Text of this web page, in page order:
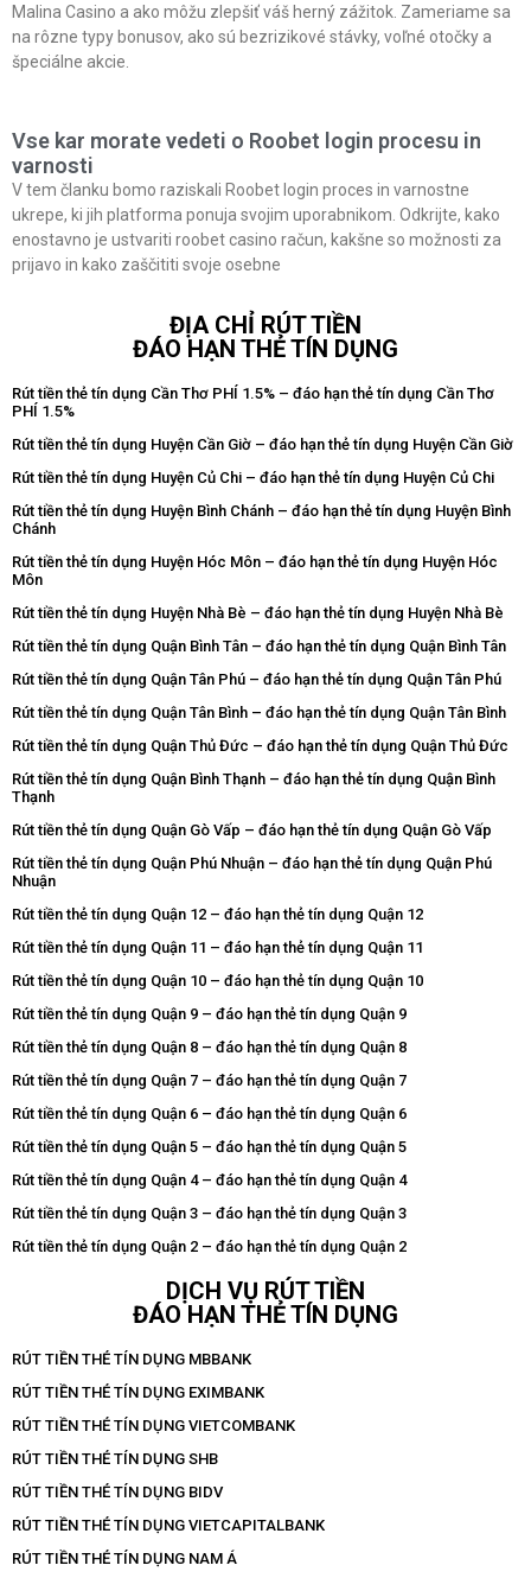
Malina Casino a ako môžu zlepšiť váš herný zážitok. Zameriame sa
na rôzne typy bonusov, ako sú bezrizikové stávky, voľné otočky a
špeciálne akcie.
Vse kar morate vedeti o Roobet login procesu in
varnosti
V tem članku bomo raziskali Roobet login proces in varnostne
ukrepe, ki jih platforma ponuja svojim uporabnikom. Odkrijte, kako
enostavno je ustvariti roobet casino račun, kakšne so možnosti za
prijavo in kako zaščititi svoje osebne
ĐỊA CHỈ RÚT TIỀN
ĐÁO HẠN THẺ TÍN DỤNG
Rút tiền thẻ tín dụng Cần Thơ PHÍ 1.5% – đáo hạn thẻ tín dụng Cần Thơ
PHÍ 1.5%
Rút tiền thẻ tín dụng Huyện Cần Giờ – đáo hạn thẻ tín dụng Huyện Cần Giờ
Rút tiền thẻ tín dụng Huyện Củ Chi – đáo hạn thẻ tín dụng Huyện Củ Chi
Rút tiền thẻ tín dụng Huyện Bình Chánh – đáo hạn thẻ tín dụng Huyện Bình
Chánh
Rút tiền thẻ tín dụng Huyện Hóc Môn – đáo hạn thẻ tín dụng Huyện Hóc
Môn
Rút tiền thẻ tín dụng Huyện Nhà Bè – đáo hạn thẻ tín dụng Huyện Nhà Bè
Rút tiền thẻ tín dụng Quận Bình Tân – đáo hạn thẻ tín dụng Quận Bình Tân
Rút tiền thẻ tín dụng Quận Tân Phú – đáo hạn thẻ tín dụng Quận Tân Phú
Rút tiền thẻ tín dụng Quận Tân Bình – đáo hạn thẻ tín dụng Quận Tân Bình
Rút tiền thẻ tín dụng Quận Thủ Đức – đáo hạn thẻ tín dụng Quận Thủ Đức
Rút tiền thẻ tín dụng Quận Bình Thạnh – đáo hạn thẻ tín dụng Quận Bình
Thạnh
Rút tiền thẻ tín dụng Quận Gò Vấp – đáo hạn thẻ tín dụng Quận Gò Vấp
Rút tiền thẻ tín dụng Quận Phú Nhuận – đáo hạn thẻ tín dụng Quận Phú
Nhuận
Rút tiền thẻ tín dụng Quận 12 – đáo hạn thẻ tín dụng Quận 12
Rút tiền thẻ tín dụng Quận 11 – đáo hạn thẻ tín dụng Quận 11
Rút tiền thẻ tín dụng Quận 10 – đáo hạn thẻ tín dụng Quận 10
Rút tiền thẻ tín dụng Quận 9 – đáo hạn thẻ tín dụng Quận 9
Rút tiền thẻ tín dụng Quận 8 – đáo hạn thẻ tín dụng Quận 8
Rút tiền thẻ tín dụng Quận 7 – đáo hạn thẻ tín dụng Quận 7
Rút tiền thẻ tín dụng Quận 6 – đáo hạn thẻ tín dụng Quận 6
Rút tiền thẻ tín dụng Quận 5 – đáo hạn thẻ tín dụng Quận 5
Rút tiền thẻ tín dụng Quận 4 – đáo hạn thẻ tín dụng Quận 4
Rút tiền thẻ tín dụng Quận 3 – đáo hạn thẻ tín dụng Quận 3
Rút tiền thẻ tín dụng Quận 2 – đáo hạn thẻ tín dụng Quận 2
DỊCH VỤ RÚT TIỀN
ĐÁO HẠN THẺ TÍN DỤNG
RÚT TIỀN THẺ TÍN DỤNG MBBANK
RÚT TIỀN THẺ TÍN DỤNG EXIMBANK
RÚT TIỀN THẺ TÍN DỤNG VIETCOMBANK
RÚT TIỀN THẺ TÍN DỤNG SHB
RÚT TIỀN THẺ TÍN DỤNG BIDV
RÚT TIỀN THẺ TÍN DỤNG VIETCAPITALBANK
RÚT TIỀN THẺ TÍN DỤNG NAM Á